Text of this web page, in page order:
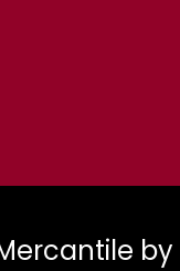
by